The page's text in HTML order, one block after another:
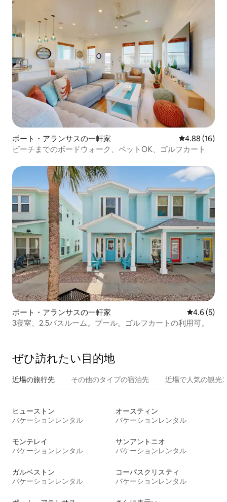
ポート・アランサスの一軒家 レビュー16
4.88 (16)
ビーチまでのボードウォーク、ペットOK、ゴルフカート
ポート・アランサスの一軒家 レビュー5
4.6 (5)
3寝室、2.5バスルーム。プール。ゴルフカートの利用可。
ぜひ訪⁠れ⁠た⁠い目⁠的⁠地
近場の旅行先 その他のタ⁠イ⁠プ⁠の宿⁠泊⁠先 近場で人気の観光
ヒューストン
バケーションレンタル
オースティン
バケーションレンタル
モンテレイ
バケーションレンタル
サンアントニオ
バケーションレンタル
ガルベストン
バケーションレンタル
コーパスクリスティ
バケーションレンタル